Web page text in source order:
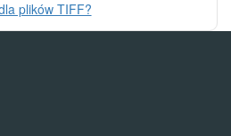
plików TIFF?